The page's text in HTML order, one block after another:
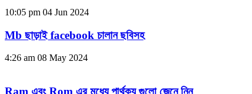
10:05 pm 04 Jun 2024
Mb ছাড়াই facebook চালান ছবিসহ
4:26 am 08 May 2024
Ram এবং Rom এর মধ্যে পার্থক্য গুলো জেনে নিন